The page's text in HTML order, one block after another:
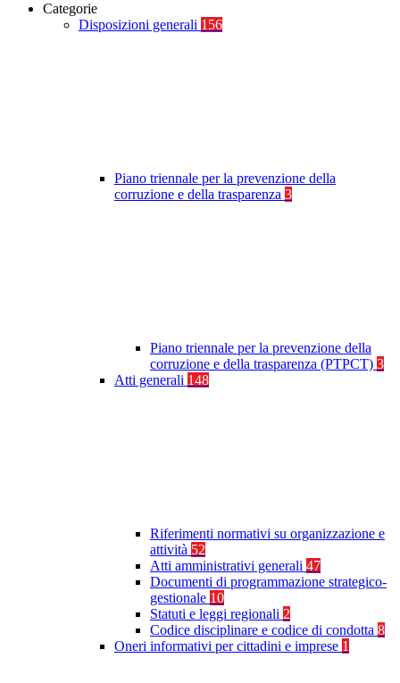
Categorie
Disposizioni generali 156
Piano triennale per la prevenzione della
corruzione e della trasparenza 3
Piano triennale per la prevenzione della
corruzione e della trasparenza (PTPCT) 3
Atti generali 148
Riferimenti normativi su organizzazione e
attività 52
Atti amministrativi generali 47
Documenti di programmazione strategico-
gestionale 10
Statuti e leggi regionali 2
Codice disciplinare e codice di condotta 8
Oneri informativi per cittadini e imprese 1